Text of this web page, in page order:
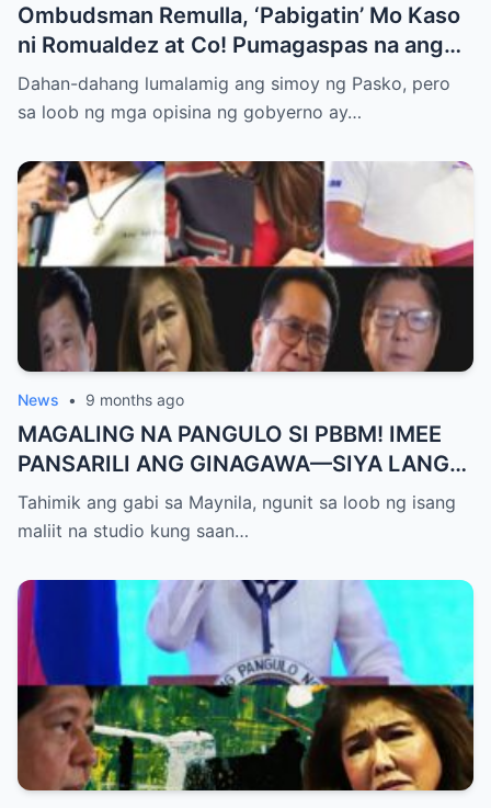
Ombudsman Remulla, ‘Pabigatin’ Mo Kaso
ni Romualdez at Co! Pumagaspas na ang
Pangulo—pero bakit malamya?
Dahan-dahang lumalamig ang simoy ng Pasko, pero
sa loob ng mga opisina ng gobyerno ay…
News • 9 months ago
MAGALING NA PANGULO SI PBBM! IMEE
PANSARILI ANG GINAGAWA—SIYA LANG
ANG MAKIKINABANG! — SAL PANELO
Tahimik ang gabi sa Maynila, ngunit sa loob ng isang
maliit na studio kung saan…